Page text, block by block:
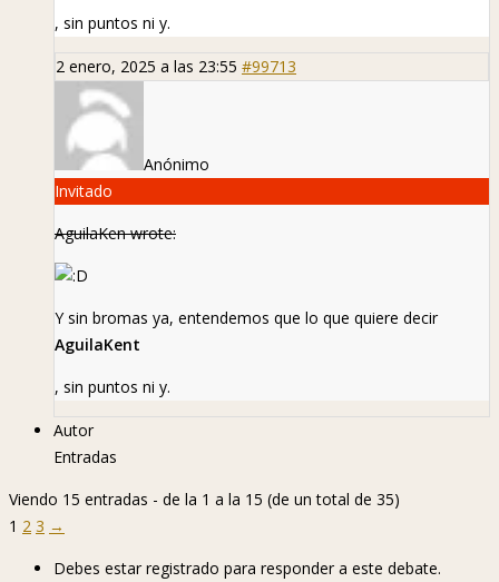
, sin puntos ni y.
2 enero, 2025 a las 23:55 #99713
Anónimo
Invitado
AguilaKen wrote:
Y sin bromas ya, entendemos que lo que quiere decir
AguilaKent
, sin puntos ni y.
Autor
Entradas
Viendo 15 entradas - de la 1 a la 15 (de un total de 35)
1 2 3 →
Debes estar registrado para responder a este debate.